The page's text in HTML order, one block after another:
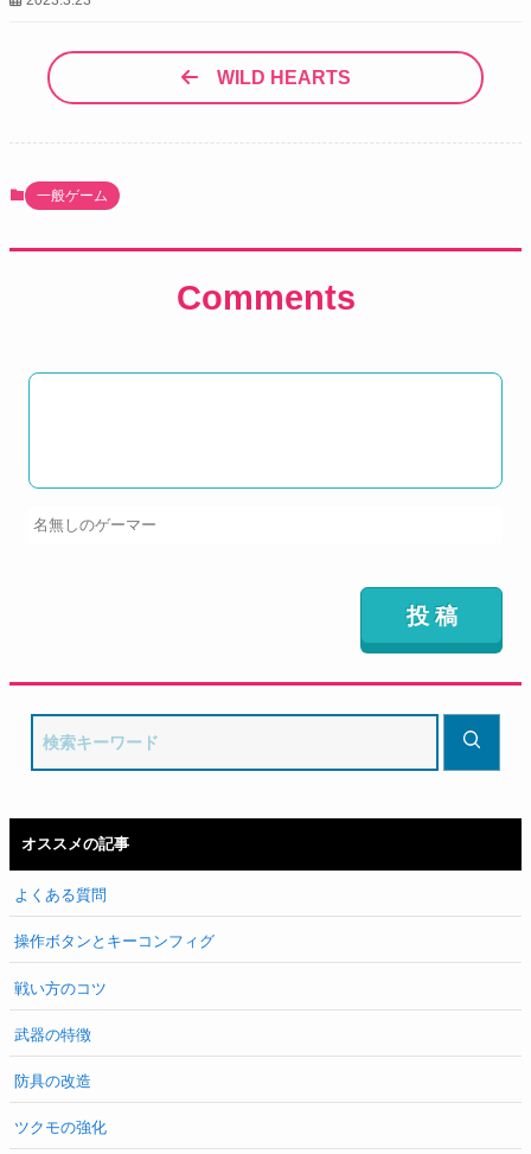
WILD HEARTS
一般ゲーム
Comments
オススメの記事
よくある質問
操作ボタンとキーコンフィグ
戦い方のコツ
武器の特徴
防具の改造
ツクモの強化